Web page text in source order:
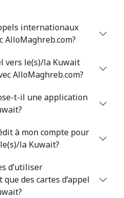
internationaux
AlloMaghreb.com?
vers le(s)/la Kuwait
AlloMaghreb.com?
t-il une application
à mon compte pour
la Kuwait?
d’utiliser
des cartes d’appel